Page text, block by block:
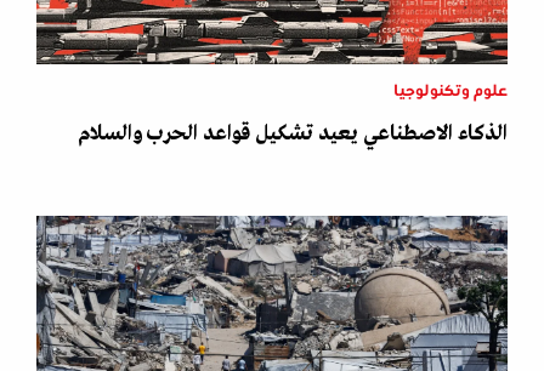
علوم وتكنولوجيا
الذكاء الاصطناعي يعيد تشكيل قواعد الحرب والسلام